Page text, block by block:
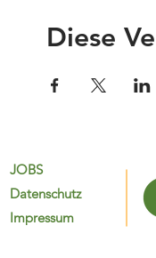
Diese
JOBS
Datenschutz
Impressum